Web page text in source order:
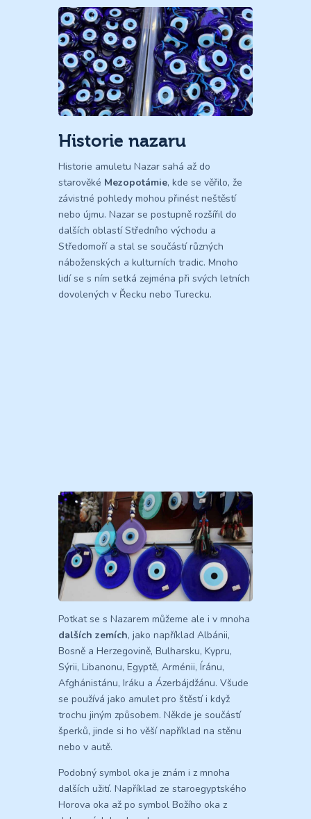
Historie nazaru
Historie amuletu Nazar sahá až do
starověké Mezopotámie, kde se věřilo, že
závistné pohledy mohou přinést neštěstí
nebo újmu. Nazar se postupně rozšířil do
dalších oblastí Středního východu a
Středomoří a stal se součástí různých
náboženských a kulturních tradic. Mnoho
lidí se s ním setká zejména při svých letních
dovolených v Řecku nebo Turecku.
Potkat se s Nazarem můžeme ale i v mnoha
dalších zemích, jako například Albánii,
Bosně a Herzegovině, Bulharsku, Kypru,
Sýrii, Libanonu, Egyptě, Arménii, Íránu,
Afghánistánu, Iráku a Ázerbájdžánu. Všude
se používá jako amulet pro štěstí i když
trochu jiným způsobem. Někde je součástí
šperků, jinde si ho věší například na stěnu
nebo v autě.
Podobný symbol oka je znám i z mnoha
dalších užití. Například ze staroegyptského
Horova oka až po symbol Božího oka z